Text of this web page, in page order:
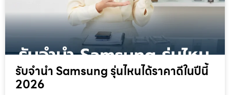
รับจำนำ Samsung รุ่นไหนได้ราคาดีในปีนี้
2026